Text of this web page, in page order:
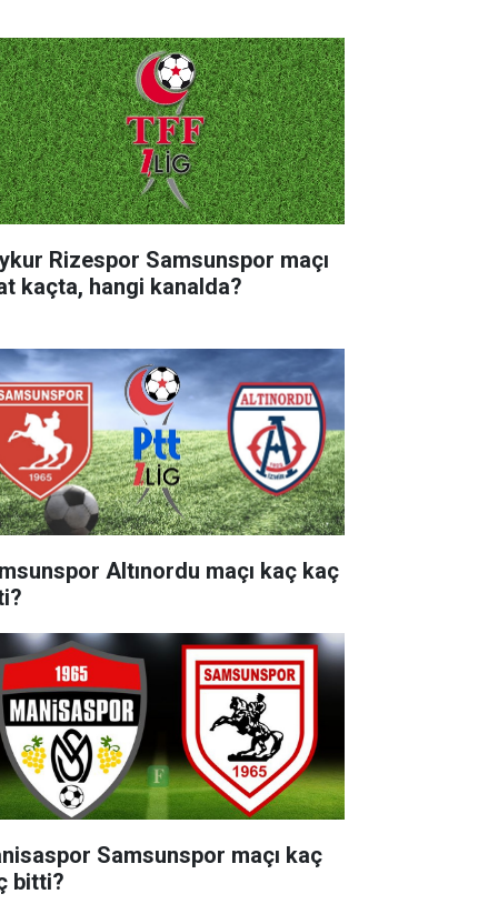
Rizespor Samsunspor maçı
kaçta, hangi kanalda?
Altınordu maçı kaç kaç
Samsunspor maçı kaç
bitti?